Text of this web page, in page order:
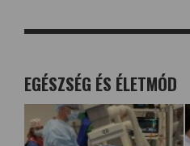
EGÉSZSÉG ÉS ÉLETMÓD